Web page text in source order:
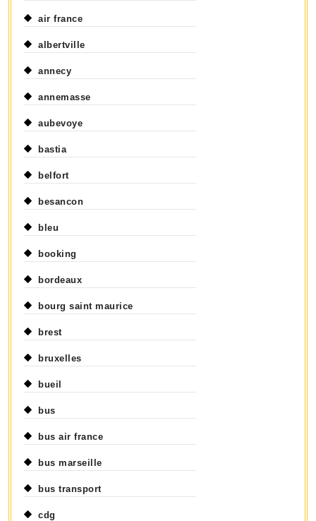
air france
albertville
annecy
annemasse
aubevoye
bastia
belfort
besancon
bleu
booking
bordeaux
bourg saint maurice
brest
bruxelles
bueil
bus
bus air france
bus marseille
bus transport
cdg